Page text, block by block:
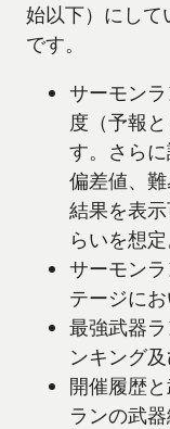
始以下）にして
です。
サーモン
度（予報
す。さら
偏差値、
結果を表
らいを想定
サーモン
テージにお
最強武器
ンキング及
開催履歴
ランの武